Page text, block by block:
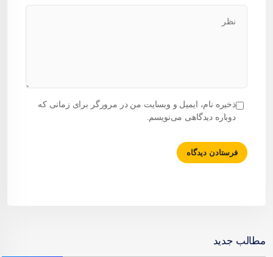
ذخیره نام، ایمیل و وبسایت من در مرورگر برای زمانی که
دوباره دیدگاهی می‌نویسم.
مطالب جدید